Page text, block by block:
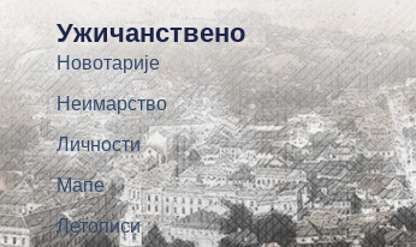
Ужичанствено
Новотарије
Неимарство
Личности
Мапе
Летописи